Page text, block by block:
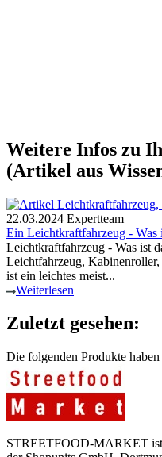
Weitere Infos zu
(Artikel aus
22.03.2024 Expertteam
Ein Leichtkraftfahrzeug - Was
Leichtkraftfahrzeug - Was ist
Leichtfahrzeug,
ist ein leichtes meist...
Weiterlesen
Zuletzt gesehen:
Die folgenden Produkte
STREETFOOD-MARKET